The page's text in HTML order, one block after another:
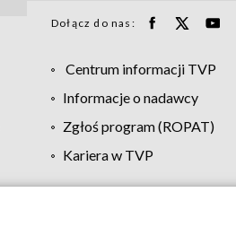
Dołącz do nas:
Centrum informacji TVP
Informacje o nadawcy
Zgłoś program (ROPAT)
Kariera w TVP